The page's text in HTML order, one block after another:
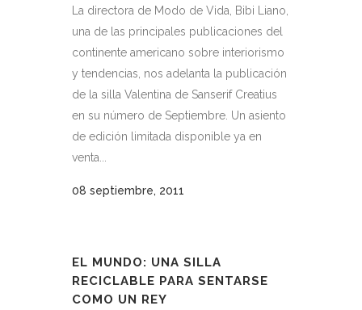
La directora de Modo de Vida, Bibi Liano,
una de las principales publicaciones del
continente americano sobre interiorismo
y tendencias, nos adelanta la publicación
de la silla Valentina de Sanserif Creatius
en su número de Septiembre. Un asiento
de edición limitada disponible ya en
venta...
08 septiembre, 2011
EL MUNDO: UNA SILLA
RECICLABLE PARA SENTARSE
COMO UN REY